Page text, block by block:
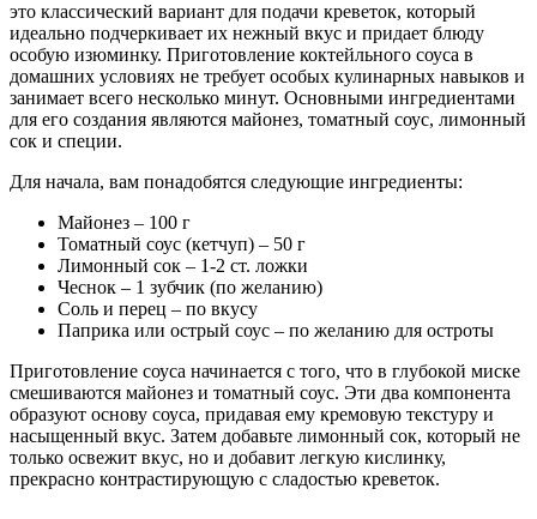
это классический вариант для подачи креветок, который
идеально подчеркивает их нежный вкус и придает блюду
особую изюминку. Приготовление коктейльного соуса в
домашних условиях не требует особых кулинарных навыков и
занимает всего несколько минут. Основными ингредиентами
для его создания являются майонез, томатный соус, лимонный
сок и специи.
Для начала, вам понадобятся следующие ингредиенты:
Майонез – 100 г
Томатный соус (кетчуп) – 50 г
Лимонный сок – 1-2 ст. ложки
Чеснок – 1 зубчик (по желанию)
Соль и перец – по вкусу
Паприка или острый соус – по желанию для остроты
Приготовление соуса начинается с того, что в глубокой миске
смешиваются майонез и томатный соус. Эти два компонента
образуют основу соуса, придавая ему кремовую текстуру и
насыщенный вкус. Затем добавьте лимонный сок, который не
только освежит вкус, но и добавит легкую кислинку,
прекрасно контрастирующую с сладостью креветок.